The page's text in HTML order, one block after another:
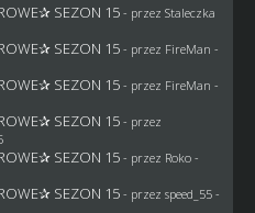
SEZON 15 - przez Staleczka
SEZON 15 - przez FireMan -
SEZON 15 - przez FireMan -
SEZON 15 - przez
SEZON 15 - przez Roko-
SEZON 15 - przez speed_55 -